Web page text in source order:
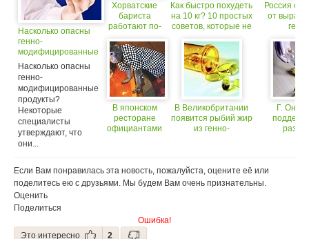
Насколько опасны
генно-
модифицированные
продукты?
Насколько опасны
генно-
модифицированные
продукты?
Некоторые
специалисты
утверждают, что
они...
Хорватские
бариста
работают по-
В японском
ресторане
официантами
Как быстро похудеть
на 10 кг? 10 простых
советов, которые не
отдельности
В Великобритании
появится рыбий жир
из генно-
Россия
от
Г.
Если Вам понравилась эта новость, пожалуйста, оцените её или
поделитесь ею с друзьями. Мы будем Вам очень признательны.
Оценить
Поделиться
Ошибка!
Это интересно
2